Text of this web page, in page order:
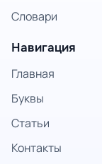
Словари
Навигация
Главная
Буквы
Статьи
Контакты